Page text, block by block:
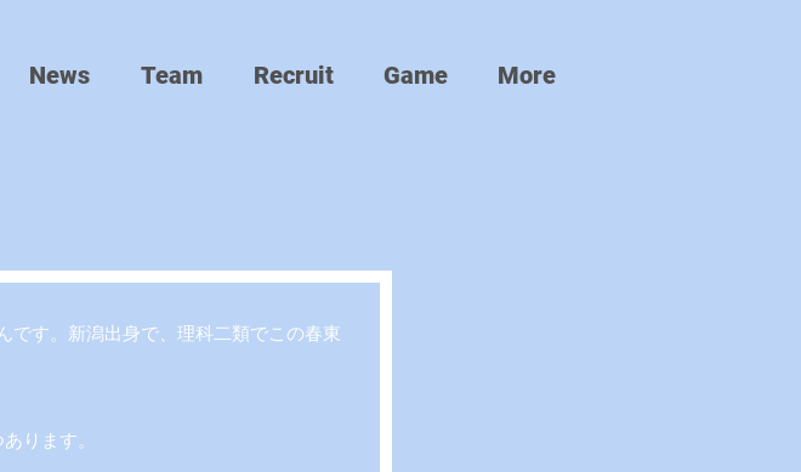
News Team Recruit Game More
です。新潟出身で、理科二類でこの春東
ります。